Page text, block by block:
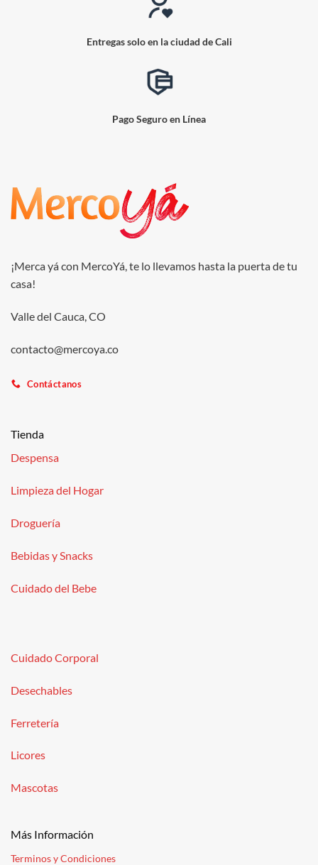
Entregas solo en la ciudad de Cali
Pago Seguro en Línea
¡Merca yá con MercoYá, te lo llevamos hasta la puerta de tu
casa!
Valle del Cauca, CO
contacto@mercoya.co
Contáctanos
Tienda
Despensa
Limpieza del Hogar
Droguería
Bebidas y Snacks
Cuidado del Bebe
Cuidado Corporal
Desechables
Ferretería
Licores
Mascotas
Más Información
Terminos y Condiciones